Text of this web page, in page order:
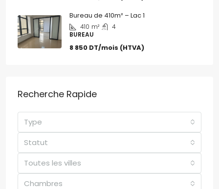
Bureau de 410m² – Lac 1
410 m²
4
BUREAU
8 850 DT/mois (HTVA)
Recherche Rapide
Type
Statut
Toutes les villes
Chambres